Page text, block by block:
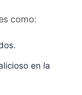
como:
en la